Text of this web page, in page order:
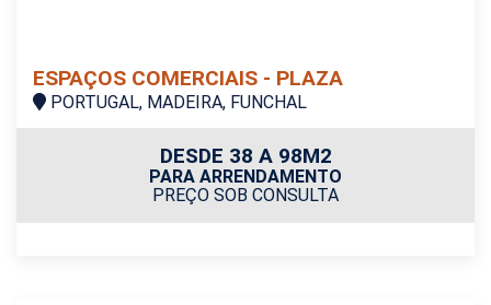
ESPAÇOS COMERCIAIS - PLAZA
PORTUGAL, MADEIRA, FUNCHAL
DESDE 38 A 98M2
PARA ARRENDAMENTO
PREÇO SOB CONSULTA